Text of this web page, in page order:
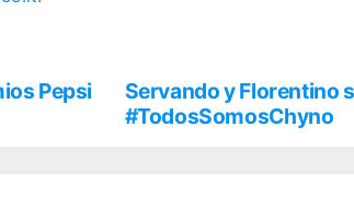
Servando y Florentino
#TodosSomosChyno
Pepsi